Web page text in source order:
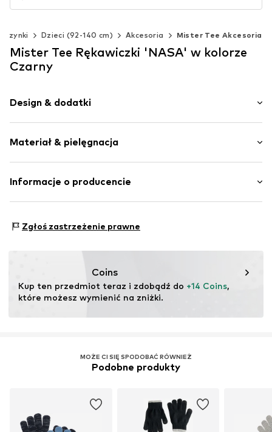
Dzieci (92-140 cm) Akcesoria Mister Tee Akcesoria
Mister Tee Rękawiczki 'NASA' w kolorze
Czarny
Design & dodatki
Tkanina o dużym ściegu
Miękki w dotyku
Tekstylia
Nr artykułu MEE0147001000001
Materiał & pielęgnacja
Materiał: 100% Poliakryl - PC
Nie czyścić chemicznie
Nie wybielać
Informacje o producencie
64372 Ober-Ramstadt
Zgłoś zastrzeżenie prawne
Coins
Kup ten przedmiot teraz i zdobądź do +14 Coins,
które możesz wymienić na zniżki.
MOŻE CI SIĘ SPODOBAĆ RÓWNIEŻ
Podobne produkty